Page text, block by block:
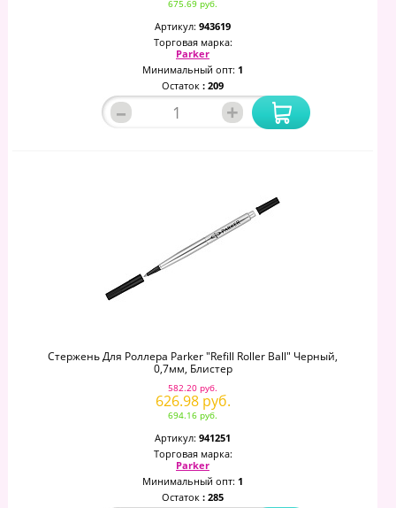
675.69 руб.
Артикул: 943619
Торговая марка:
Parker
Минимальный опт: 1
Остаток : 209
– +
Стержень Для Роллера Parker "Refill Roller Ball" Черный,
0,7мм, Блистер
582.20 руб.
626.98 руб.
694.16 руб.
Артикул: 941251
Торговая марка:
Parker
Минимальный опт: 1
Остаток : 285